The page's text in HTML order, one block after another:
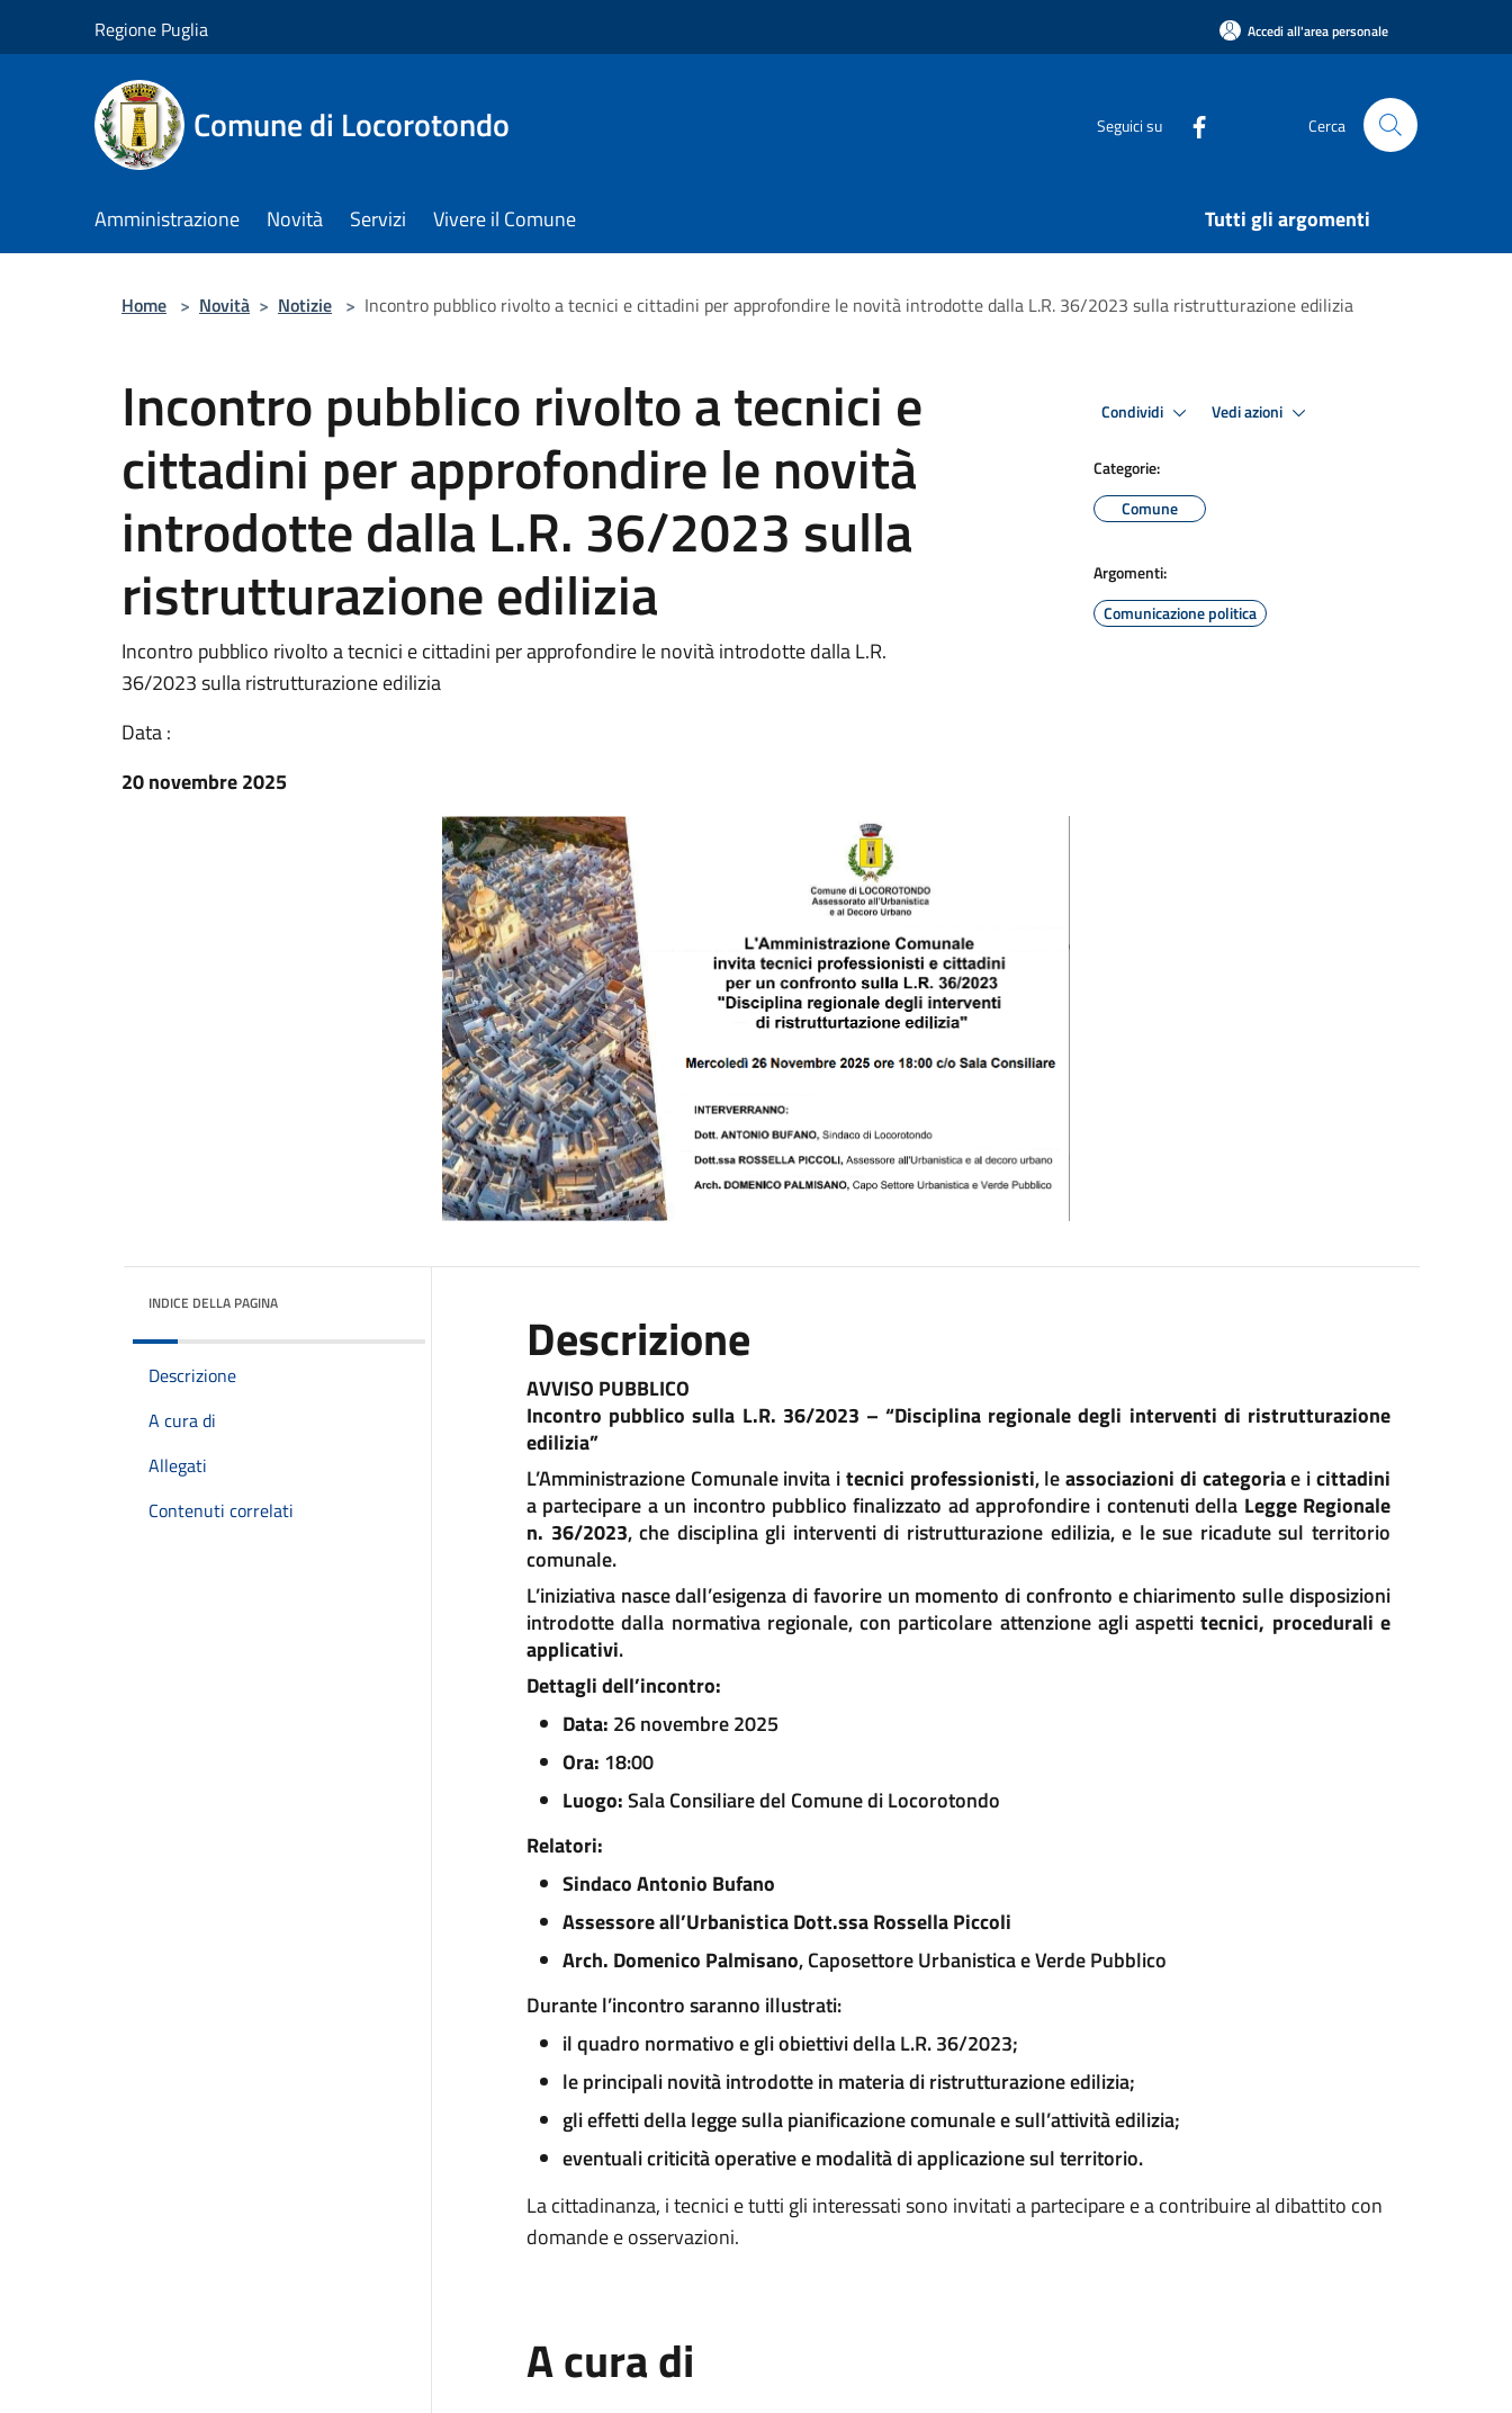
Regione Puglia Accedi all'area personale
Comune di Locorotondo Seguici su Cerca
Amministrazione Novità Servizi Vivere il Comune Tutti gli argomenti
Home > Novità > Notizie > Incontro pubblico rivolto a tecnici e cittadini per approfondire le novità introdotte dalla L.R. 36/2023 sulla ristrutturazione edilizia
Incontro pubblico rivolto a tecnici e
cittadini per approfondire le novità
introdotte dalla L.R. 36/2023 sulla
ristrutturazione edilizia
Incontro pubblico rivolto a tecnici e cittadini per approfondire le novità introdotte dalla L.R.
36/2023 sulla ristrutturazione edilizia
Data :
20 novembre 2025
Condividi Vedi azioni
Categorie:
Comune
Argomenti:
Comunicazione politica
INDICE DELLA PAGINA
Descrizione
A cura di
Allegati
Contenuti correlati
Descrizione
AVVISO PUBBLICO
Incontro pubblico sulla L.R. 36/2023 – “Disciplina regionale degli interventi di ristrutturazione
edilizia”
L’Amministrazione Comunale invita itecnici professionisti, leassociazioni di categoriae icittadini
a partecipare a un incontro pubblico finalizzato ad approfondire i contenuti della Legge Regionale
n. 36/2023, che disciplina gli interventi di ristrutturazione edilizia, e le sue ricadute sul territorio
comunale.
L’iniziativa nasce dall’esigenza di favorire un momento di confronto e chiarimento sulle disposizioni
introdotte dalla normativa regionale, con particolare attenzione agli aspettitecnici, procedurali e
applicativi.
Dettagli dell’incontro:
Data: 26 novembre 2025
Ora: 18:00
Luogo:Sala Consiliare del Comune di Locorotondo
Relatori:
Sindaco Antonio Bufano
Assessore all’Urbanistica Dott.ssa Rossella Piccoli
Arch. Domenico Palmisano, Caposettore Urbanistica e Verde Pubblico
Durante l’incontro saranno illustrati:
il quadro normativo e gli obiettivi della L.R. 36/2023;
le principali novità introdotte in materia di ristrutturazione edilizia;
gli effetti della legge sulla pianificazione comunale e sull’attività edilizia;
eventuali criticità operative e modalità di applicazione sul territorio.
La cittadinanza, i tecnici e tutti gli interessati sono invitati a partecipare e a contribuire al dibattito con
domande e osservazioni.
A cura di